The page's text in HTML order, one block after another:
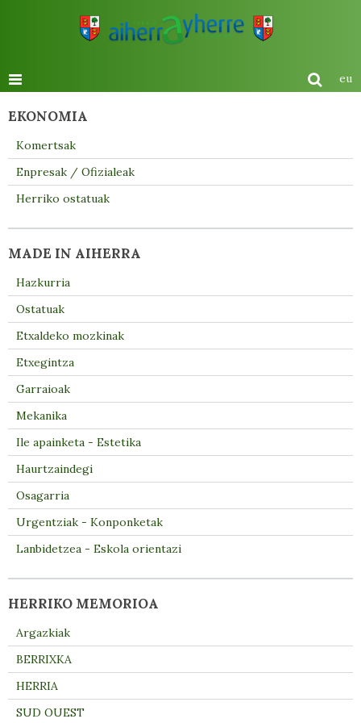
eu
EKONOMIA
Komertsak
Enpresak / Ofizialeak
Herriko ostatuak
MADE IN AIHERRA
Hazkurria
Ostatuak
Etxaldeko mozkinak
Etxegintza
Garraioak
Mekanika
Ile apainketa - Estetika
Haurtzaindegi
Osagarria
Urgentziak - Konponketak
Lanbidetzea - Eskola orientazi
HERRIKO MEMORIOA
Argazkiak
BERRIXKA
HERRIA
SUD OUEST